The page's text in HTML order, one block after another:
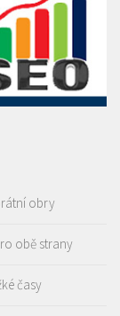
obry
obě strany
časy